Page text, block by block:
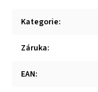
Kategorie:
Záruka:
EAN: